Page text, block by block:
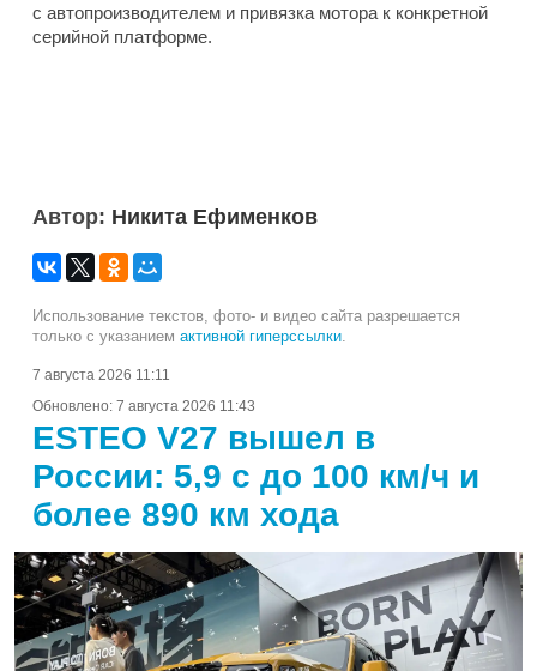
с автопроизводителем и привязка мотора к конкретной
серийной платформе.
Автор: Никита Ефименков
Использование текстов, фото- и видео сайта разрешается
только с указанием активной гиперссылки
7 августа 2026 11:11
Обновлено: 7 августа 2026 11:43
ESTEO V27 вышел в
России: 5,9 с до 100 км/ч и
более 890 км хода